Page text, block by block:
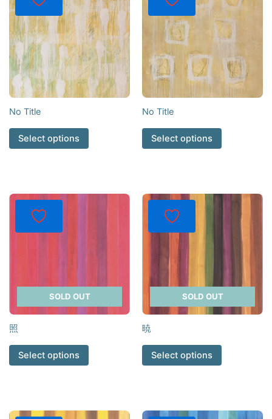
No Title
Select options
No Title
Select options
SOLD OUT
照
Select options
SOLD OUT
暁
Select options